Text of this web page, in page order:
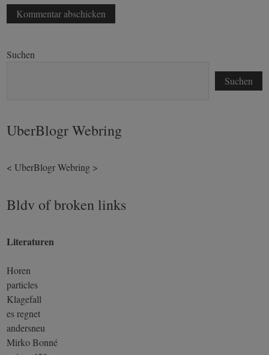
Suchen
Suchen
UberBlogr Webring
< UberBlogr Webring >
Bldv of broken links
Literaturen
Horen
particles
Klagefall
es regnet
andersneu
Mirko Bonné